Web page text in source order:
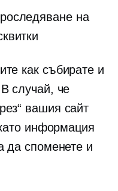
на
как събирате и
случай, че
вашия сайт
информация
да споменете и